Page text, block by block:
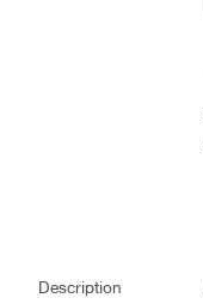
Description